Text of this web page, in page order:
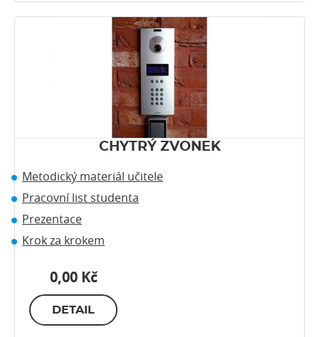
CHYTRÝ ZVONEK
Metodický materiál učitele
Pracovní list studenta
Prezentace
Krok za krokem
0,00 Kč
DETAIL